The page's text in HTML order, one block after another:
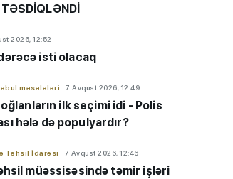
2026, 12:52
isti olacaq
məsələləri 7 Avqust 2026, 12:49
ilk seçimi idi - Polis
hələ də populyardır?
Təhsil İdarəsi 7 Avqust 2026, 12:46
müəssisəsində təmir işləri